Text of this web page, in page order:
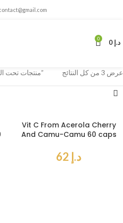
0 د.إ
منتجات تحت الوسم “فيتامين سي طبيعي” عرض ⁦3⁩ من كل النتائج
Vit C From Acerola Cherry
And Camu-Camu 60 caps
د.إ